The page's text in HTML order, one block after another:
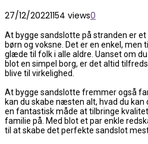
27/12/20221154 views0
At bygge sandslotte på stranden er
børn og voksne. Det er en enkel, men
glæde til folk i alle aldre. Uanset om
blot en simpel borg, er det altid
blive til virkelighed.
At bygge sandslotte fremmer også
kan du skabe næsten alt, hvad du
en fantastisk måde at tilbringe
familie på. Med blot et par enkle
til at skabe det perfekte sandslot